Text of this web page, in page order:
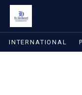
INTERNATIONAL